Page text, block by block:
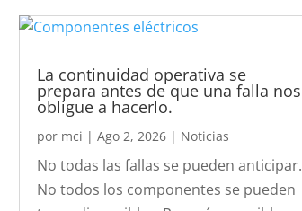
La continuidad operativa se
prepara antes de que una falla nos
obligue a hacerlo.
por mci |Ago 2, 2026 | Noticias
No todas las fallas se pueden anticipar.
No todos los componentes se pueden